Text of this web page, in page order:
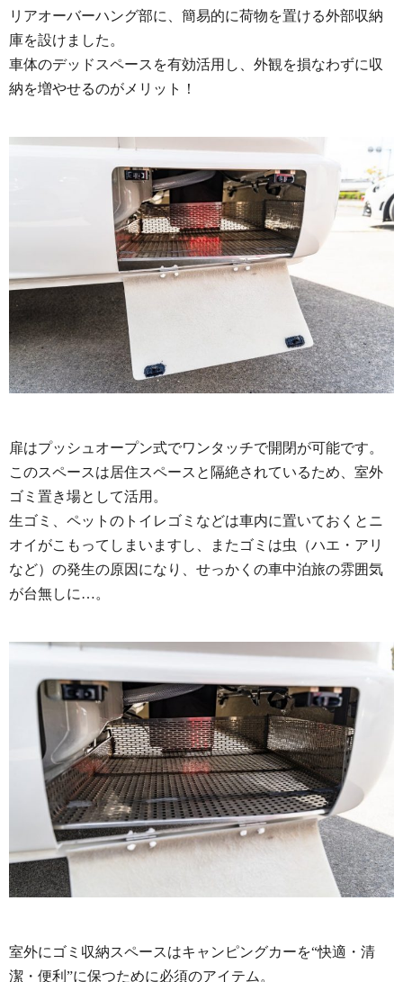
リアオーバーハング部に、簡易的に荷物を置ける外部収納
庫を設けました。
車体のデッドスペースを有効活用し、外観を損なわずに収
納を増やせるのがメリット！
扉はプッシュオープン式でワンタッチで開閉が可能です。
このスペースは居住スペースと隔絶されているため、室外
ゴミ置き場として活用。
生ゴミ、ペットのトイレゴミなどは車内に置いておくとニ
オイがこもってしまいますし、またゴミは虫（ハエ・アリ
など）の発生の原因になり、せっかくの車中泊旅の雰囲気
が台無しに…。
室外にゴミ収納スペースはキャンピングカーを“快適・清
潔・便利”に保つために必須のアイテム。